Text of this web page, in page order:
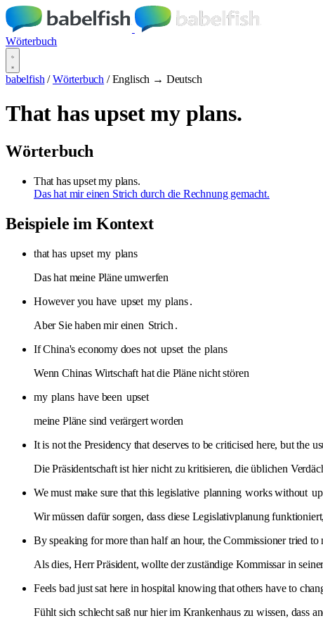
Wörterbuch
babelfish / Wörterbuch / Englisch → Deutsch
That has upset my plans.
Wörterbuch
That has upset my plans.
Das hat mir einen Strich durch die Rechnung gemacht.
Beispiele im Kontext
that has upset my plans
Das hat meine Pläne umwerfen
However you have upset my plans .
Aber Sie haben mir einen Strich .
If China's economy does not upset the plans
Wenn Chinas Wirtschaft hat die Pläne nicht stören
my plans have been upset
meine Pläne sind verärgert worden
It is not the Presidency that deserves to be criticised here, but the
Die Präsidentschaft ist hier nicht zu kritisieren, die üblichen
We must make sure that this legislative planning works without
Wir müssen dafür sorgen, dass diese Legislativplanung
By speaking for more than half an hour, the Commissioner tried
Als dies, Herr Präsident, wollte der zuständige Kommissar in
Feels bad just sat here in hospital knowing that others have to
Fühlt sich schlecht saß nur hier im Krankenhaus zu wissen, dass